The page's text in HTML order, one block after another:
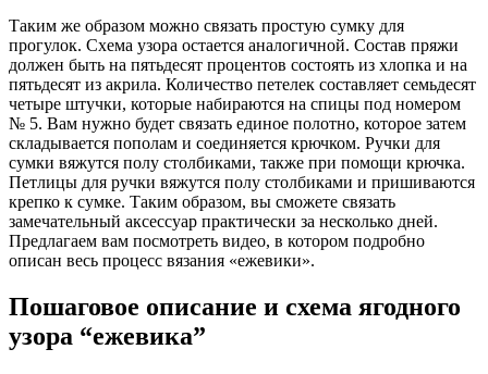
Таким же образом можно связать простую сумку для
прогулок. Схема узора остается аналогичной. Состав пряжи
должен быть на пятьдесят процентов состоять из хлопка и на
пятьдесят из акрила. Количество петелек составляет семьдесят
четыре штучки, которые набираются на спицы под номером
№ 5. Вам нужно будет связать единое полотно, которое затем
складывается пополам и соединяется крючком. Ручки для
сумки вяжутся полу столбиками, также при помощи крючка.
Петлицы для ручки вяжутся полу столбиками и пришиваются
крепко к сумке. Таким образом, вы сможете связать
замечательный аксессуар практически за несколько дней.
Предлагаем вам посмотреть видео, в котором подробно
описан весь процесс вязания «ежевики».
Пошаговое описание и схема ягодного
узора “ежевика”